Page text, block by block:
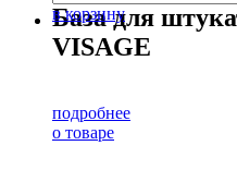
в корзину
База для
VISAGE
подробнее
о товаре